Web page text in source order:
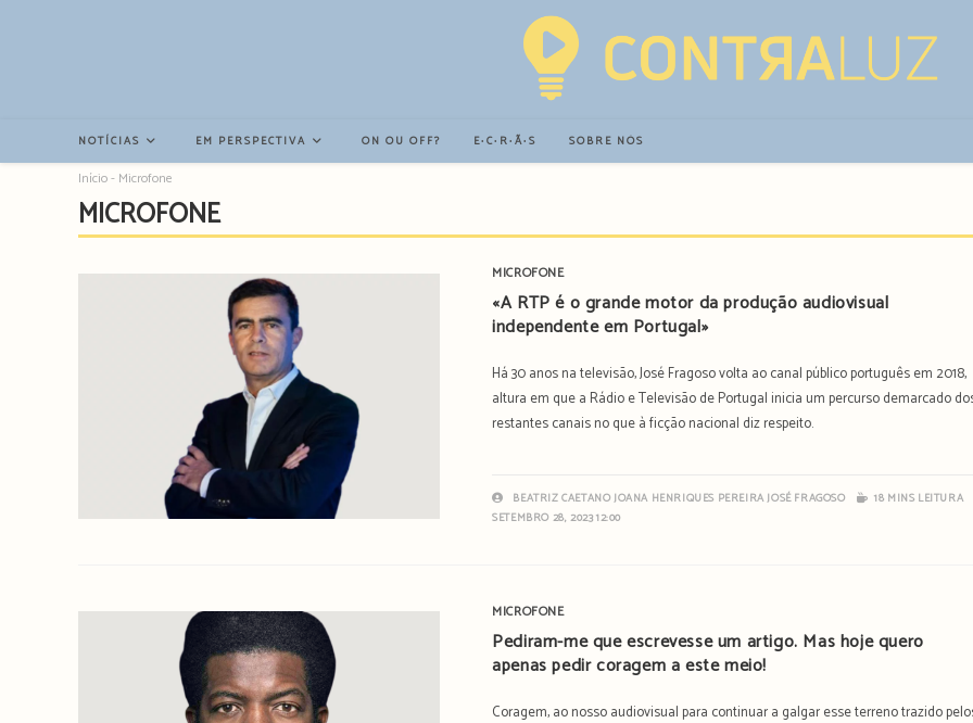
NOTÍCIAS EM PERSPECTIVA ON OU OFF? E∙C∙R∙Ã∙S SOBRE NÓS
Início- Microfone
MICROFONE
MICROFONE
«A RTP é o grande motor da produção audiovisual
independente em Portugal»
Há 30 anos na televisão, José Fragoso volta ao canal público português em 2018,
altura em que a Rádio e Televisão de Portugal inicia um percurso demarcado
restantes canais no que à ficção nacional diz respeito.
BEATRIZ CAETANOJOANA HENRIQUES PEREIRAJOSÉ FRAGOSO
18 MINS LEITURA
SETEMBRO 28, 2023 12:00
MICROFONE
Pediram-me que escrevesse um artigo. Mas hoje quero
apenas pedir coragem a este meio!
Coragem, ao nosso audiovisual para continuar a galgar esse terreno trazido